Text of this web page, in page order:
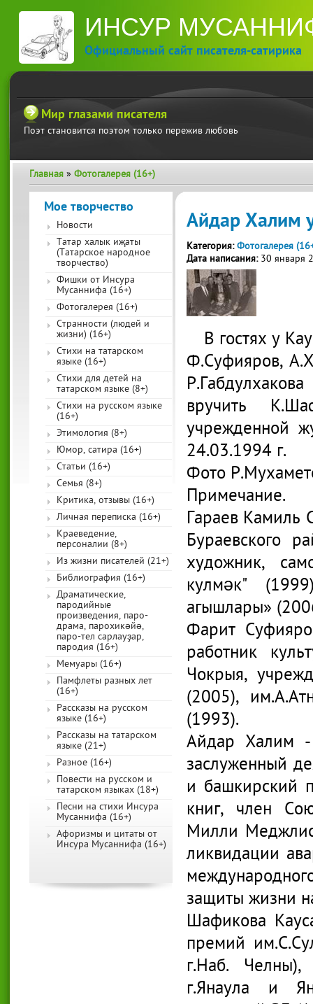
ИНСУР
Официальный сайт писателя-сатирика
Мир глазами писателя
Поэт становится поэтом только пережив любовь
Вы здесь
Главная » Фотогалерея (16+)
Айдар Халим
Категория:Фотогалерея
Дата написания: 30 января
В гостях у
Ф.Суфияров,
вручить
учрежденной
24.03.1994 г.
Фото
Примечание.
Гараев Камиль
Бураевского
художник,
кулмәк"
агышлары»
Фарит
работник
Чокрыя,
(2005),
(1993).
Айдар Халим
заслуженный
и башкирский
книг, член
Милли
ликвидации
защиты жизни
Шафикова
премий
г.Наб.
г.Янаула и
Мое творчество
Новости
Татар халык иҗаты
(Татарское народное
творчество)
Фишки от Инсура
Мусаннифа (16+)
Фотогалерея (16+)
Странности (людей и
жизни) (16+)
Стихи на татарском
языке (16+)
Стихи для детей на
татарском языке (8+)
Стихи на русском языке
(16+)
Этимология (8+)
Юмор, сатира (16+)
Статьи (16+)
Семья (8+)
Критика, отзывы (16+)
Личная переписка (16+)
Краеведение,
персоналии (8+)
Из жизни писателей (21+)
Библиография (16+)
Драматические,
пародийные
произведения, паро-
драма, парохикәйә,
паро-тел сарлауҙар,
пародия (16+)
Мемуары (16+)
Памфлеты разных лет
(16+)
Рассказы на русском
языке (16+)
Рассказы на татарском
языке (21+)
Разное (16+)
Повести на русском и
татарском языках (18+)
Песни на стихи Инсура
Мусаннифа (16+)
Афоризмы и цитаты от
Инсура Мусаннифа (16+)